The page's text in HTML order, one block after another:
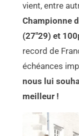
vient, entre
Championne
(27″29) et
record de
échéances
nous lui
meilleur !